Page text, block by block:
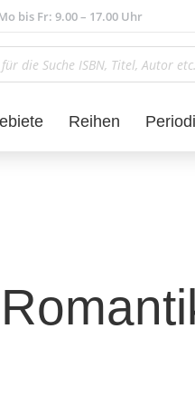
bis Fr: 9.00 – 17.00 Uhr
Reihen